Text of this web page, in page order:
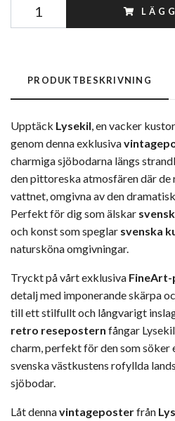
PRODUKTBESKRIVNING
Upptäck Lysekil , en vacker
genom denna exklusiva
charmiga sjöbodarna längs
den pittoreska atmosfären där
vattnet, omgivna av den
Perfekt för dig som älskar
och konst som speglar svenska
natursköna omgivningar.
Tryckt på vårt exklusiva
detalj med imponerande skärpa
till ett stilfullt och långvarigt
retro resepostern fångar
charm, perfekt för den som söker
svenska västkustens rofyllda
sjöbodar.
Låt dennavintageposterfrån